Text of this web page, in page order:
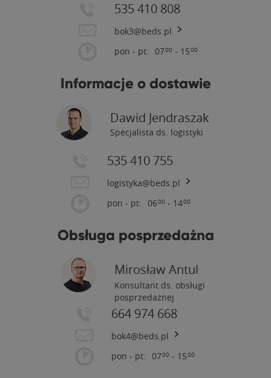
535 410 808
bok3@beds.pl
pon - pt: 0700 - 1500
Informacje o dostawie
Dawid Jendraszak
Specjalista ds. logistyki
535 410 755
logistyka@beds.pl
pon - pt: 0600 - 1400
Obsługa posprzedażna
Mirosław Antul
Konsultant ds. obsługi
posprzedażnej
664 974 668
bok4@beds.pl
pon - pt: 0700 - 1500